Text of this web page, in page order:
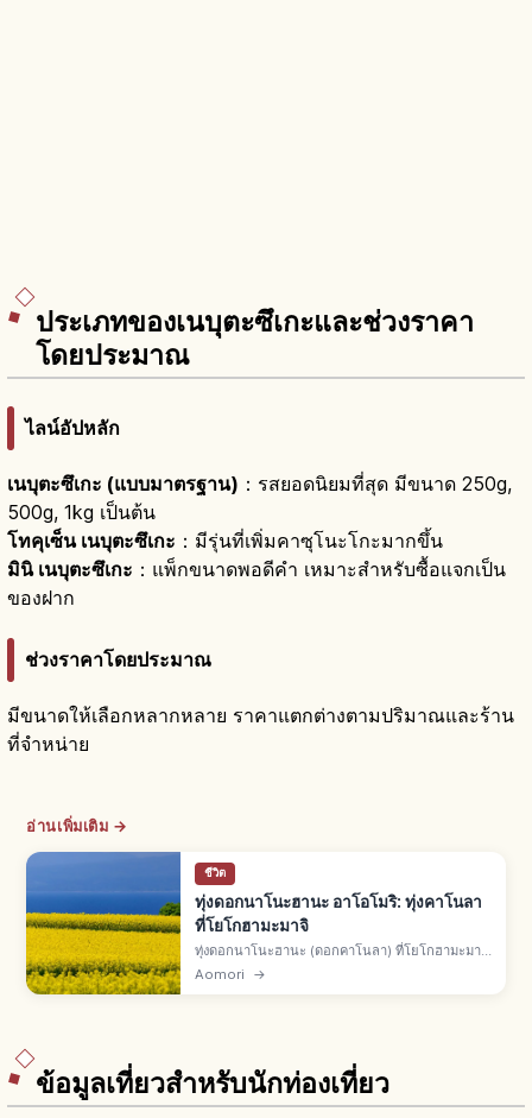
ประเภทของเนบุตะซึเกะและช่วงราคา
โดยประมาณ
ไลน์อัปหลัก
เนบุตะซึเกะ (แบบมาตรฐาน) ：รสยอดนิยมที่สุด มีขนาด 250g,
500g, 1kg เป็นต้น
โทคุเซ็น เนบุตะซึเกะ ：มีรุ่นที่เพิ่มคาซุโนะโกะมากขึ้น
มินิ เนบุตะซึเกะ ：แพ็กขนาดพอดีคำ เหมาะสำหรับซื้อแจกเป็น
ของฝาก
ช่วงราคาโดยประมาณ
มีขนาดให้เลือกหลากหลาย ราคาแตกต่างตามปริมาณและร้าน
ที่จำหน่าย
อ่านเพิ่มเติม →
ชีวิต
ทุ่งดอกนาโนะฮานะ อาโอโมริ: ทุ่งคาโนลา
ที่โยโกฮามะมาจิ
ทุ่งดอกนาโนะฮานะ (ดอกคาโนลา) ที่โยโกฮามะมาจิ
คอคอดคาบสมุทรชิโมคิตะ จ.อาโอโมริ ฤดูใบไม้ผลิ
Aomori →
ข้อมูลเที่ยวสำหรับนักท่องเที่ยว